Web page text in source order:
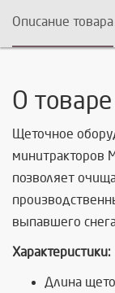
Описание товара
О товаре
Щеточное
минитракторов
позволяет
выпавшего
Характеристики:
Длина